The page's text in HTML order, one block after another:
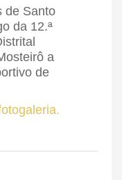
de Santo
da 12.ª
a
de